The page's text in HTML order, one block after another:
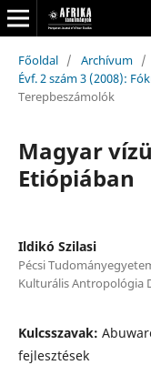
Főoldal / Archívum /
Évf. 2 szám 3 (2008):
Terepbeszámolók
Magyar
Etiópiában
Ildikó Szilasi
Pécsi
Kulturális Antropológia
Kulcsszavak:
fejlesztések